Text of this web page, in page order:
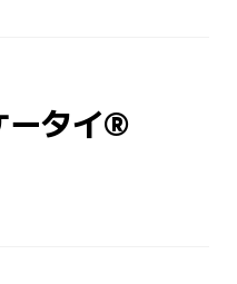
ータイ®